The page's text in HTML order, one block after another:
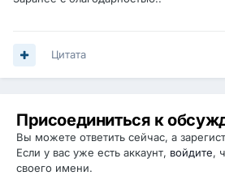
Цитата
Присоединиться к
Вы можете ответить сейчас, а
Если у вас уже есть аккаунт, войдите,
своего имени.